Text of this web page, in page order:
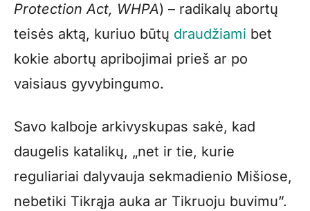
Protection Act, WHPA) – radikalų abortų
teisės aktą, kuriuo būtų draudžiami bet
kokie abortų apribojimai prieš ar po
vaisiaus gyvybingumo.
Savo kalboje arkivyskupas sakė, kad
daugelis katalikų, „net ir tie, kurie
reguliariai dalyvauja sekmadienio Mišiose,
nebetiki Tikrąja auka ar Tikruoju buvimu”.